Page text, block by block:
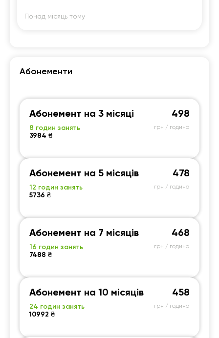
відповідальний підхід та якісну підготовку.
Понад місяць тому
Абонементи
Абонемент на 3 місяці
8 годин занять
3984 ₴
498
грн / година
Абонемент на 5 місяців
12 годин занять
5736 ₴
478
грн / година
Абонемент на 7 місяців
16 годин занять
7488 ₴
468
грн / година
Абонемент на 10 місяців
24 годин занять
10992 ₴
458
грн / година